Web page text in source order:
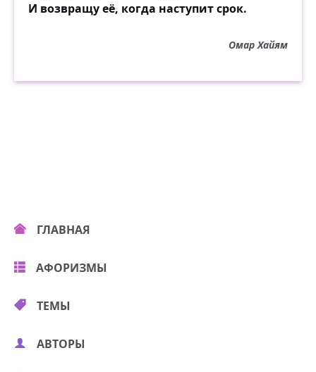
Свеча горела.
И возвращу её, когда наступит срок.
Омар Хайям
ГЛАВНАЯ
АФОРИЗМЫ
ТЕМЫ
АВТОРЫ